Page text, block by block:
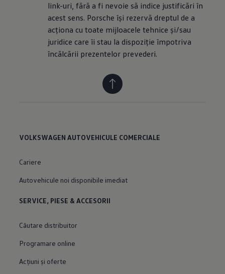
link-uri, fără a fi nevoie să indice justificări în
acest sens. Porsche îşi rezervă dreptul de a
acţiona cu toate mijloacele tehnice şi/sau
juridice care îi stau la dispoziţie împotriva
încălcării prezentelor prevederi.
VOLKSWAGEN AUTOVEHICULE COMERCIALE
Cariere
Autovehicule noi disponibile imediat
SERVICE, PIESE & ACCESORII
Căutare distribuitor
Programare online
Acțiuni și oferte